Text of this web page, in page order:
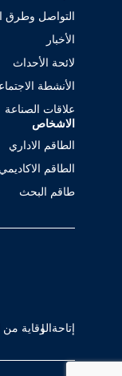
التواصل وطرق
الأخبار
لائحة الأحداث
الأنشطة
علاقات الصناعة
الاشخاص
الطاقم الاداري
الطاقم الاكاديمي
طاقم البحث
إتاحةالوقاية